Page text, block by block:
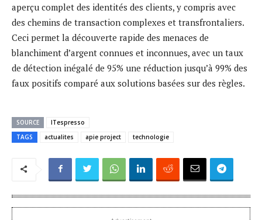
aperçu complet des identités des clients, y compris avec
des chemins de transaction complexes et transfrontaliers.
Ceci permet la découverte rapide des menaces de
blanchiment d’argent connues et inconnues, avec un taux
de détection inégalé de 95% une réduction jusqu’à 99% des
faux positifs comparé aux solutions basées sur des règles.
SOURCE
ITespresso
TAGS
actualites apie project technologie